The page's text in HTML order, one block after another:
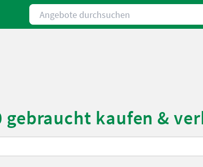
Angebote durchsuchen
gebraucht kaufen &